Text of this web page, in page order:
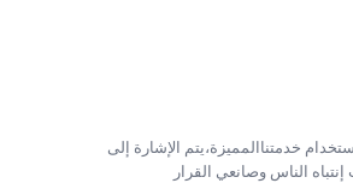
خدمتناالمميزة،يتم الإشارة إلى
الناس وصانعي القرار